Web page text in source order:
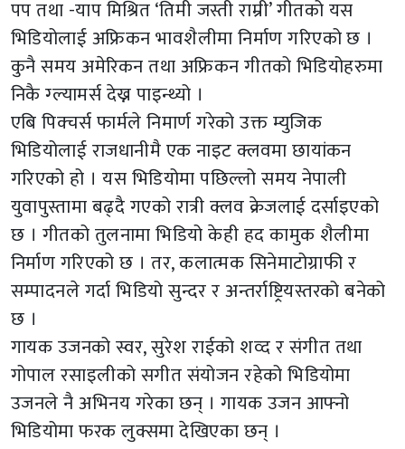
पप तथा -याप मिश्रित ‘तिमी जस्ती राम्री’ गीतको यस
भिडियोलाई अफ्रिकन भावशैलीमा निर्माण गरिएको छ ।
कुनै समय अमेरिकन तथा अफ्रिकन गीतको भिडियोहरुमा
निकै ग्ल्यामर्स देख्न पाइन्थ्यो ।
एबि पिक्चर्स फार्मले निमार्ण गरेको उक्त म्युजिक
भिडियोलाई राजधानीमै एक नाइट क्लवमा छायांकन
गरिएको हो । यस भिडियोमा पछिल्लो समय नेपाली
युवापुस्तामा बढ्दै गएको रात्री क्लव क्रेजलाई दर्साइएको
छ । गीतको तुलनामा भिडियो केही हद कामुक शैलीमा
निर्माण गरिएको छ । तर, कलात्मक सिनेमाटोग्राफी र
सम्पादनले गर्दा भिडियो सुन्दर र अन्तर्राष्ट्रियस्तरको बनेको
छ ।
गायक उजनको स्वर, सुरेश राईको शव्द र संगीत तथा
गोपाल रसाइलीको सगीत संयोजन रहेको भिडियोमा
उजनले नै अभिनय गरेका छन् । गायक उजन आफ्नो
भिडियोमा फरक लुक्समा देखिएका छन् ।